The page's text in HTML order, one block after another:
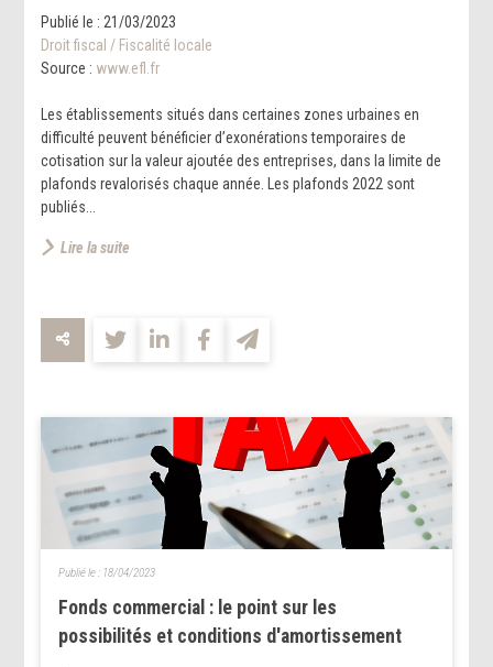
Publié le : 21/03/2023
Droit fiscal / Fiscalité locale
Source : www.efl.fr
Les établissements situés dans certaines zones urbaines en
difficulté peuvent bénéficier d’exonérations temporaires de
cotisation sur la valeur ajoutée des entreprises, dans la limite de
plafonds revalorisés chaque année. Les plafonds 2022 sont
publiés...
Lire la suite
Fonds commercial : le point sur les
possibilités et conditions d'amortissement
Publié le : 18/04/2023